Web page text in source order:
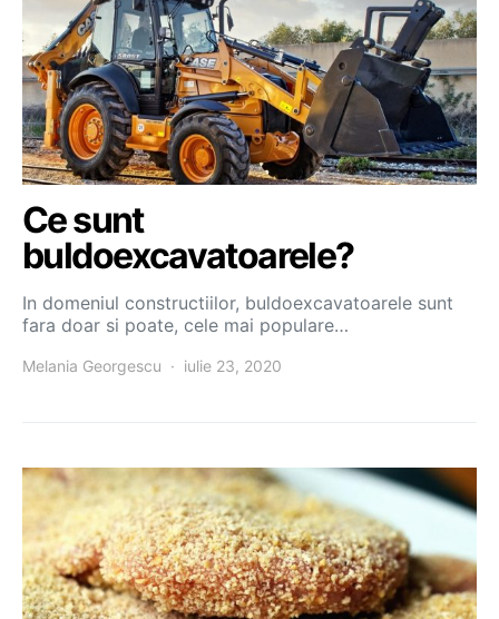
Ce sunt
buldoexcavatoarele?
In domeniul constructiilor, buldoexcavatoarele sunt
fara doar si poate, cele mai populare…
Melania Georgescu iulie 23, 2020